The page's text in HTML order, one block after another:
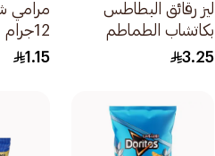
ليز رقائق البطاطس
بكاتشاب الطماطم
45جرام
3.25
مرامي
12جرام
1.15